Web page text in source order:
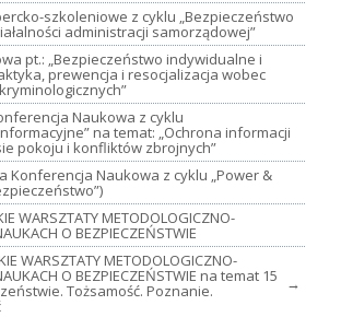
szkoleniowe z cyklu „Bezpieczeństwo
administracji samorządowej”
pt.: „Bezpieczeństwo indywidualne i
prewencja i resocjalizacja wobec
Naukowa z cyklu
na temat: „Ochrona informacji
pokoju i konfliktów zbrojnych”
Konferencja Naukowa z cyklu „Power &
WARSZTATY METODOLOGICZNO-
O BEZPIECZEŃSTWIE
WARSZTATY METODOLOGICZNO-
O BEZPIECZEŃSTWIE na temat 15
Tożsamość. Poznanie. →